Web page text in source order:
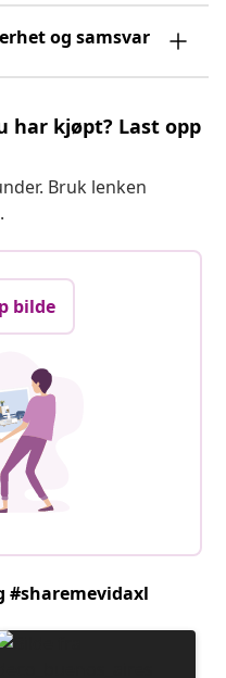
og samsvar
har kjøpt? Last opp
Bruk lenken
bilde
#sharemevidaxl